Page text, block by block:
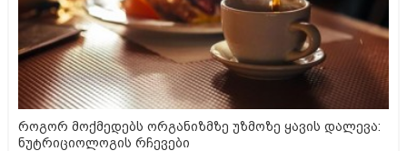
როგორ მოქმედებს ორგანიზმზე უზმოზე ყავის დალევა:
ნუტრიციოლოგის რჩევები